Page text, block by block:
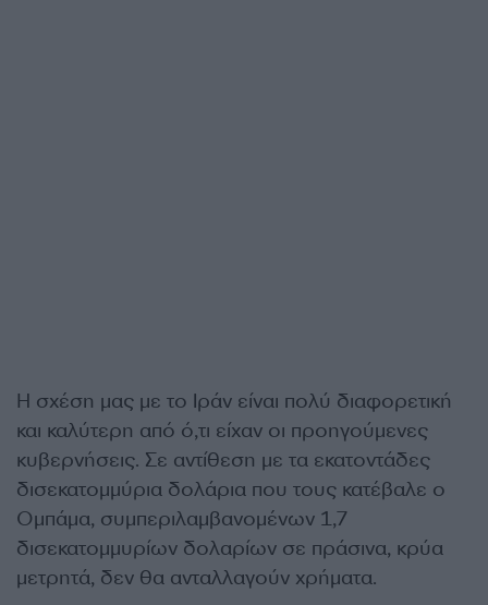
Η σχέση μας με το Ιράν είναι πολύ διαφορετική
και καλύτερη από ό,τι είχαν οι προηγούμενες
κυβερνήσεις. Σε αντίθεση με τα εκατοντάδες
δισεκατομμύρια δολάρια που τους κατέβαλε ο
Ομπάμα, συμπεριλαμβανομένων 1,7
δισεκατομμυρίων δολαρίων σε πράσινα, κρύα
μετρητά, δεν θα ανταλλαγούν χρήματα.